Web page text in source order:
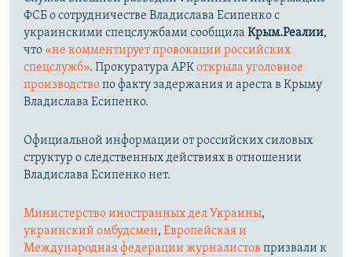
ФСБ о сотрудничестве Владислава Есипенко с
украинскими спецслужбами сообщила Крым.Реалии,
что «не комментирует провокации российских
спецслужб». Прокуратура АРКоткрыла уголовное
производствопо факту задержания и ареста в Крыму
Владислава Есипенко.
Официальной информации от российских силовых
структур о следственных действиях в отношении
Владислава Есипенко нет.
Министерство иностранных дел Украины,
украинский омбудсмен, Европейская и
Международная федерации журналистов призвали к